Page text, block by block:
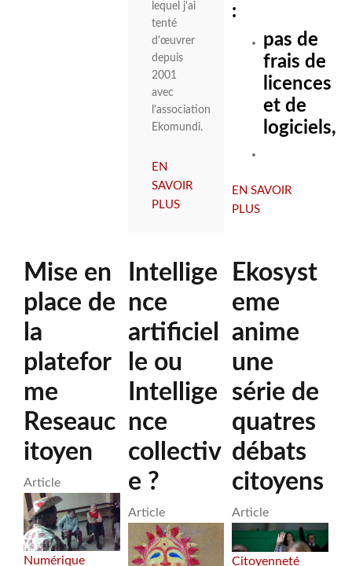
lequel j'ai
tenté
d'œuvrer
depuis
2001
avec
l'association
Ekomundi.
EN
SAVOIR
PLUSSUR
NUMÉRIQUE
:
pas de
frais de
licences
et de
logiciels,
EN SAVOIR
PLUS
À
OUTILS
DU
LOGICIEL
LIBRE
Mise en
place de
la
platefor
me
Reseauc
itoyen
Article
Numérique
Intellige
nce
artificiel
le ou
Intellige
nce
collectiv
e ?
Article
Ekosyst
eme
anime
une
série de
quatres
débats
citoyens
Article
Citoyenneté